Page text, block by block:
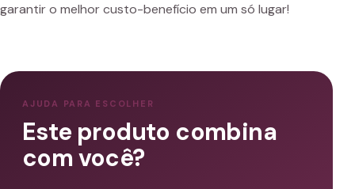
garantir o melhor custo-benefício em um só lugar!
AJUDA PARA ESCOLHER
Este produto combina
com você?